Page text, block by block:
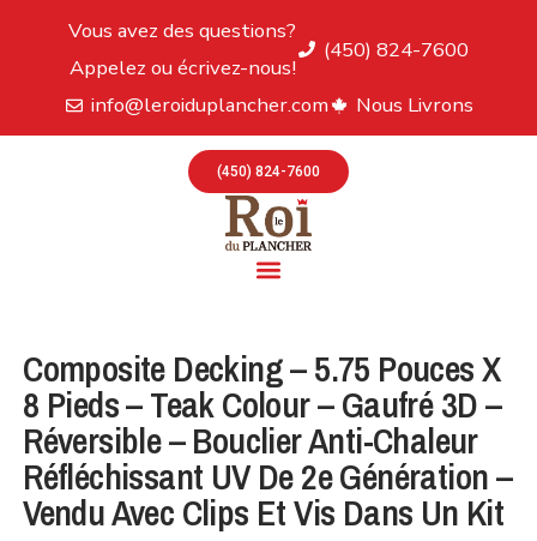
Vous avez des questions?
Appelez ou écrivez-nous!
(450) 824-7600
info@leroiduplancher.com Nous Livrons
(450) 824-7600
Composite Decking – 5.75 Pouces X
8 Pieds – Teak Colour – Gaufré 3D –
Réversible – Bouclier Anti-Chaleur
Réfléchissant UV De 2e Génération –
Vendu Avec Clips Et Vis Dans Un Kit